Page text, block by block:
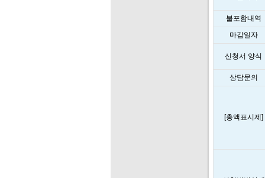
불포함내역
마감일자
신청서 양식
상담문의
[총액표시제]